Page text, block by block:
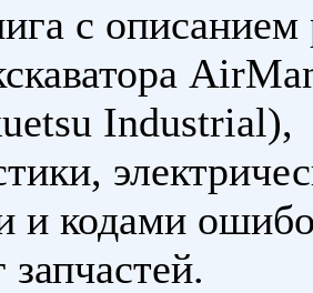
с описанием
Industrial),
и кодами
запчастей.